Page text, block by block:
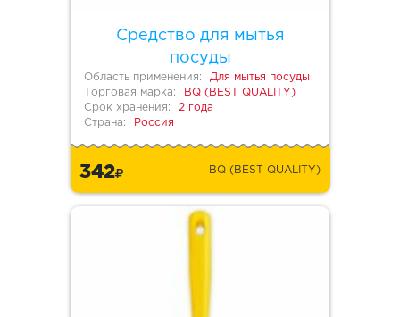
Средство для мытья
посуды
Область применения:
Для мытья посуды
Торговая марка:
BQ (BEST QUALITY)
Срок хранения:
2 года
Страна:
Россия
342 BQ (BEST QUALITY)